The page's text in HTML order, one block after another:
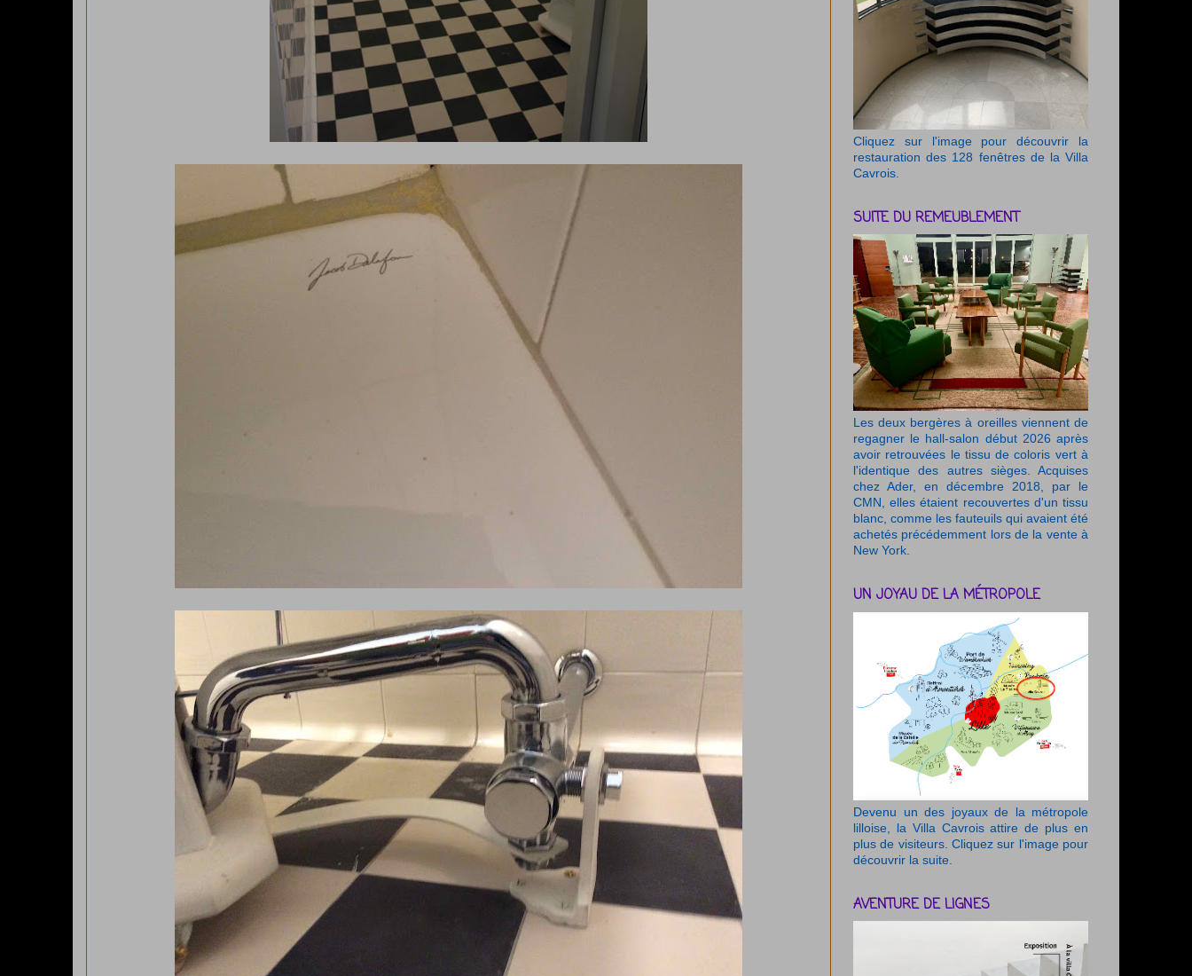
Cliquez sur l'image pour découvrir la
restauration des 128 fenêtres de la Villa
Cavrois.
SUITE DU REMEUBLEMENT
Les deux bergères à oreilles viennent de
regagner le hall-salon début 2026 après
avoir retrouvées le tissu de coloris vert à
l'identique des autres sièges. Acquises
chez Ader, en décembre 2018, par le
CMN, elles étaient recouvertes d'un tissu
blanc, comme les fauteuils qui avaient été
achetés précédemment lors de la vente à
New York.
UN JOYAU DE LA MÉTROPOLE
Devenu un des joyaux de la métropole
lilloise, la Villa Cavrois attire de plus en
plus de visiteurs. Cliquez sur l'image pour
découvrir la suite.
AVENTURE DE LIGNES